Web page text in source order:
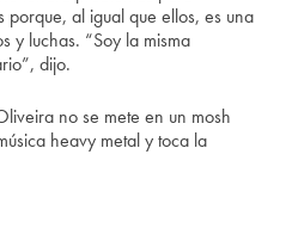
al igual que ellos, es una
y luchas. “Soy la misma
dijo.
no se mete en un mosh
heavy metal y toca la